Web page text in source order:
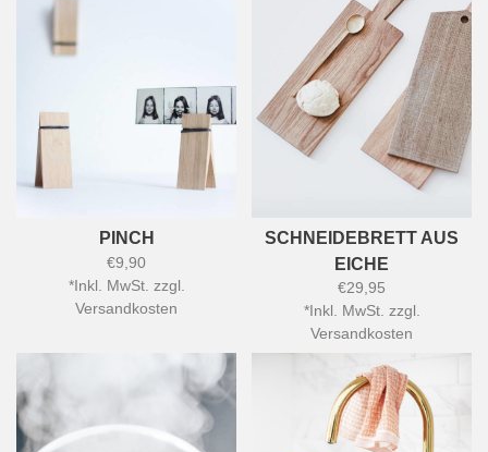
PINCH
€9,90
*Inkl. MwSt. zzgl.
Versandkosten
SCHNEIDEBRETT AUS
EICHE
€29,95
*Inkl. MwSt. zzgl.
Versandkosten